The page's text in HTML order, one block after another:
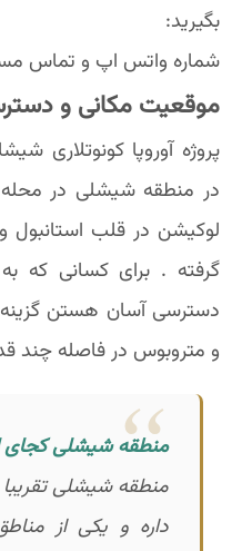
بگیرید:
شماره واتس اپ و تماس مستقیم
موقعیت مکانی و
پروژه آوروپا کونوتلاری
در منطقه شیشلی در
گرفته . برای کسانی که
دسترسی آسان هستن گزینه
و متروبوس در فاصله چند
منطقه شیشلی کجای
منطقه شیشلی تقریبا
داره و یکی از